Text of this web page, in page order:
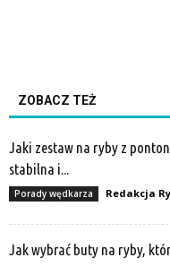
ZOBACZ TEŻ
Jaki zestaw na ryby z
stabilna i...
Porady wędkarza Redakcja
Jak wybrać buty na ryby,